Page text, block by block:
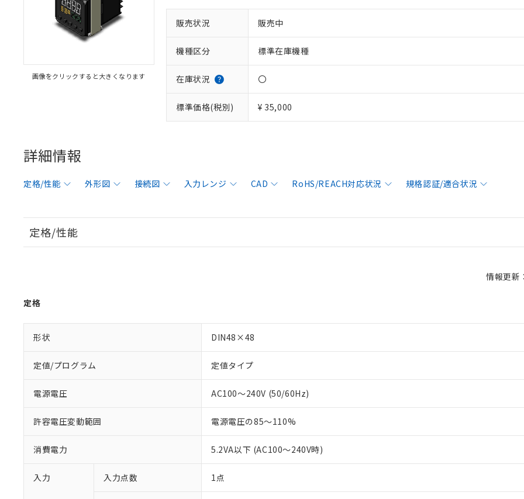
画像をクリックすると大きくなります
販売状況 販売中
機種区分 標準在庫機種
在庫状況 〇
標準価格(税別) ¥ 35,000
詳細情報
定格/性能 外形図 接続図 入力レンジ CAD RoHS/REACH対応状況 規格認証/適合状況
定格/性能
情報更
定格
形状 DIN48×48
定値/プログラム 定値タイプ
電源電圧 AC100～240V (50/60Hz)
許容電圧変動範囲 電源電圧の85～110%
消費電力 5.2VA以下 (AC100～240V時)
入力 入力点数 1点